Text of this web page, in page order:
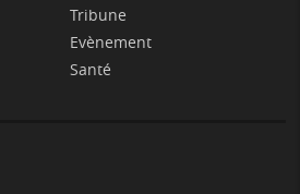
Tribune
Evènement
Santé